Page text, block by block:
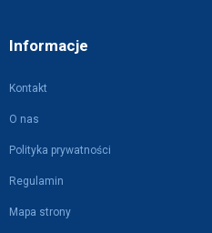
Informacje
Kontakt
O nas
Polityka prywatności
Regulamin
Mapa strony